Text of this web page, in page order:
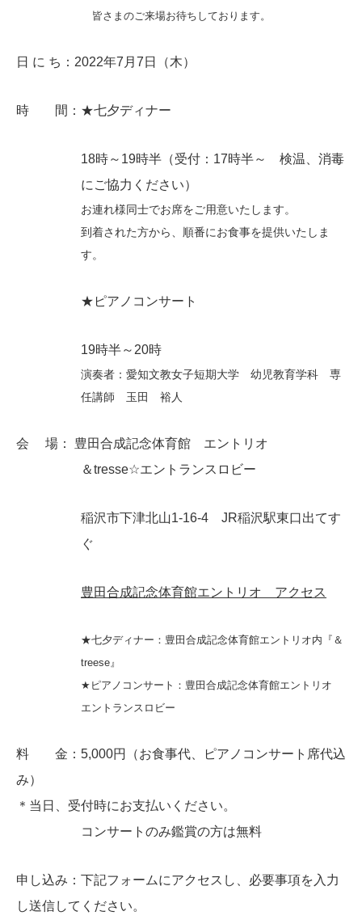
皆さまのご来場お待ちしております。
日 に ち：2022年7月7日（木）
時 間：★七夕ディナー
18時～19時半（受付：17時半～ 検温、消毒
にご協力ください）
お連れ様同士でお席をご用意いたします。
到着された方から、順番にお食事を提供いたしま
す。
★ピアノコンサート
19時半～20時
演奏者：愛知文教女子短期大学 幼児教育学科 専
任講師 玉田 裕人
会 場： 豊田合成記念体育館 エントリオ
＆tresse☆エントランスロビー
稲沢市下津北山1-16-4 JR稲沢駅東口出てす
ぐ
豊田合成記念体育館エントリオ アクセス
★七夕ディナー：豊田合成記念体育館エントリオ内『＆
treese』
★ピアノコンサート：豊田合成記念体育館エントリオ
エントランスロビー
料 金：5,000円（お食事代、ピアノコンサート席代込
み）
＊ 当日、受付時にお支払いください。
コンサートのみ鑑賞の方は無料
申し込み：下記フォームにアクセスし、必要事項を入力
し送信してください。